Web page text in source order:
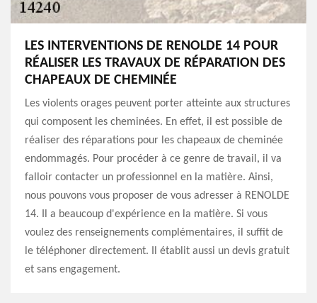
LES INTERVENTIONS DE RENOLDE 14 POUR
RÉALISER LES TRAVAUX DE RÉPARATION DES
CHAPEAUX DE CHEMINÉE
Les violents orages peuvent porter atteinte aux structures
qui composent les cheminées. En effet, il est possible de
réaliser des réparations pour les chapeaux de cheminée
endommagés. Pour procéder à ce genre de travail, il va
falloir contacter un professionnel en la matière. Ainsi,
nous pouvons vous proposer de vous adresser à RENOLDE
14. Il a beaucoup d'expérience en la matière. Si vous
voulez des renseignements complémentaires, il suffit de
le téléphoner directement. Il établit aussi un devis gratuit
et sans engagement.